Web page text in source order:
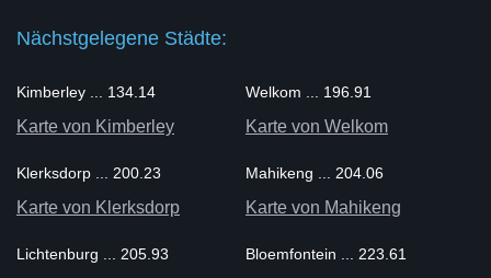
Nächstgelegene Städte:
Kimberley ... 134.14
Karte von Kimberley
Welkom ... 196.91
Karte von Welkom
Klerksdorp ... 200.23
Karte von Klerksdorp
Mahikeng ... 204.06
Karte von Mahikeng
Lichtenburg ... 205.93 Bloemfontein ... 223.61